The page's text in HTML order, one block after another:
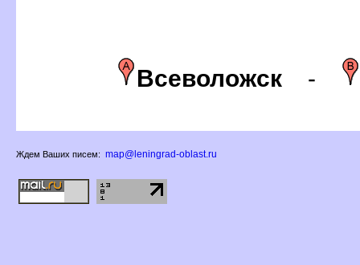
севоложск -
Ждем Ваших писем: map@leningrad-oblast.ru